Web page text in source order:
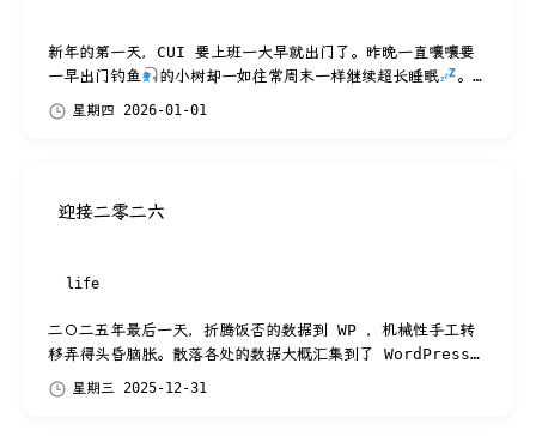
新年的第一天，CUI 要上班一大早就出门了。昨晚一直嚷嚷要
一早出门钓鱼
的小树却一如往常周末一样继续超长睡眠
。待
到后面小溪小树起床洗漱收拾妥当已经中午...
星期四 2026-01-01
迎接二零二六
life
二〇二五年最后一天，折腾饭否的数据到 WP ，机械性手工转
移弄得头昏脑胀。散落各处的数据大概汇集到了 WordPress
和 Memos 两个地方。大概不再折腾别的平台...
星期三 2025-12-31